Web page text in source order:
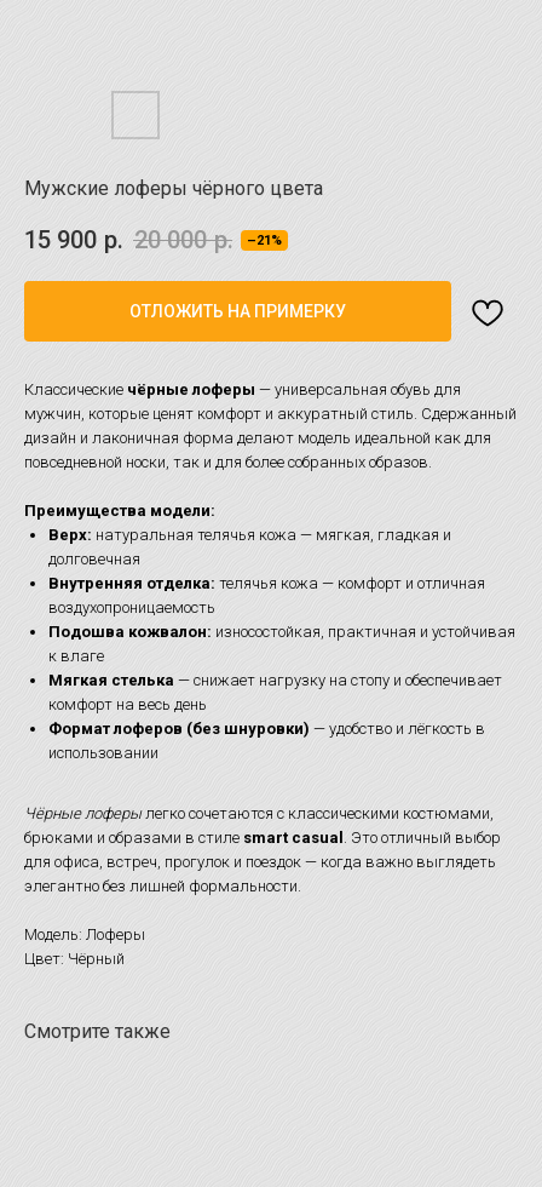
Мужские лоферы чёрного цвета
15 900 р. 20 000 р. –21%
ОТЛОЖИТЬ НА ПРИМЕРКУ
Классические чёрные лоферы — универсальная обувь для
мужчин, которые ценят комфорт и аккуратный стиль. Сдержанный
дизайн и лаконичная форма делают модель идеальной как для
повседневной носки, так и для более собранных образов.
Преимущества модели:
Верх: натуральная телячья кожа — мягкая, гладкая и
долговечная
Внутренняя отделка: телячья кожа — комфорт и отличная
воздухопроницаемость
Подошва кожвалон: износостойкая, практичная и устойчивая
к влаге
Мягкая стелька — снижает нагрузку на стопу и обеспечивает
комфорт на весь день
Формат лоферов (без шнуровки) — удобство и лёгкость в
использовании
Чёрные лоферылегко сочетаются с классическими костюмами,
брюками и образами в стиле smart casual . Это отличный выбор
для офиса, встреч, прогулок и поездок — когда важно выглядеть
элегантно без лишней формальности.
Модель: Лоферы
Цвет: Чёрный
Смотрите также